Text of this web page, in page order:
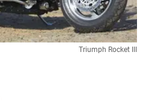
Triumph Rocket III